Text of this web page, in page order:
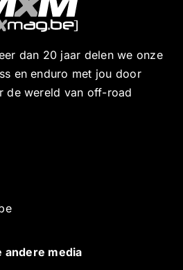
dan 20 jaar delen we onze
en enduro met jou door
de wereld van off-road
andere media